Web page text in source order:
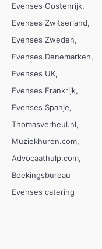
Evenses Oostenrijk
Evenses Zwitserland
Evenses Zweden
Evenses Denemarken
Evenses UK
Evenses Frankrijk
Evenses Spanje
Thomasverheul.nl
Muziekhuren.com
Advocaathulp.com
Boekingsbureau
Evenses catering